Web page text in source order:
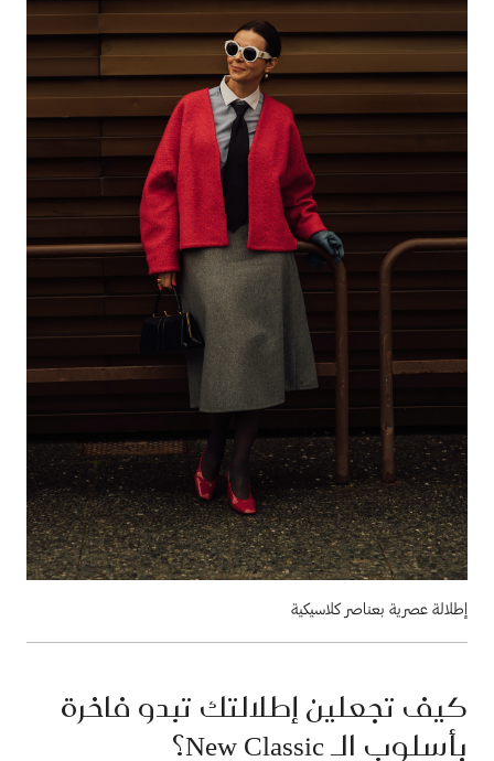
إطلالة عصرية بعناصر كلاسيكية
كيف تجعلين إطلالتك تبدو فاخرة
بأسلوب الـ New Classic؟